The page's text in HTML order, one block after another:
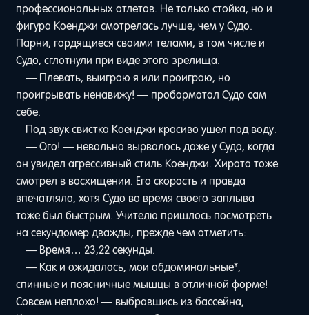
профессиональных атлетов. Не только стойка, но и
фигура Коенджи смотрелась лучше, чем у Судо.
Парни, гордящиеся своими телами, в том числе и
Судо, сглотнули при виде этого зрелища.
— Плевать, выиграю я или проиграю, но
проигрывать ненавижу! — пробормотал Судо сам
себе.
Под звук свистка Коенджи красиво ушел под воду.
— Ого! — невольно вырвалось даже у Судо, когда
он увидел агрессивный стиль Коенджи. Хирата тоже
смотрел в восхищении. Его скорость и правда
впечатляла, хотя Судо во время своего заплыва
тоже был быстрым. Учителю пришлось посмотреть
на секундомер дважды, прежде чем отметить:
— Время… 23,22 секунды.
— Как и ожидалось, мои абдоминальные*,
спинные и поясничные мышцы в отличной форме!
Совсем неплохо! — выбравшись из бассейна,